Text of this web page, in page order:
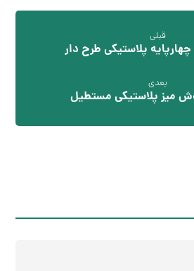
قبلی
پلاستیکی طرح دار
بعدی
میز پلاستیکی مستطیل